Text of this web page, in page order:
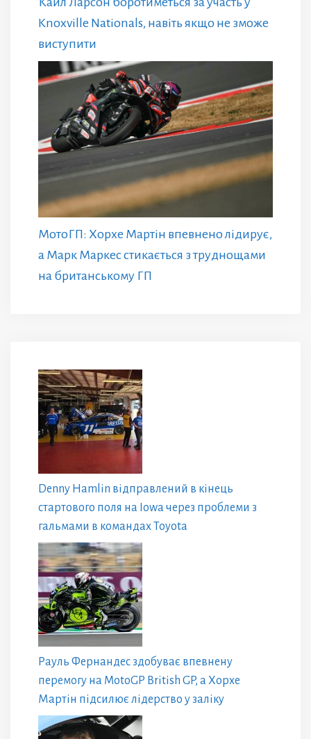
Knoxville Nationals, навіть якщо не зможе
виступити
МотоГП: Хорхе Мартін впевнено лідирує,
а Марк Маркес стикається з труднощами
на британському ГП
Denny Hamlin відправлений в кінець
стартового поля на Iowa через проблеми з
гальмами в командах Toyota
Рауль Фернандес здобуває впевнену
перемогу на MotoGP British GP, а Хорхе
Мартін підсилює лідерство у заліку